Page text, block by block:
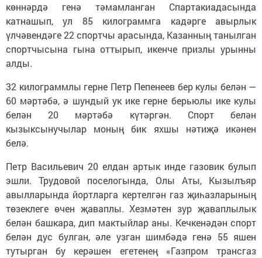
көннәрдә генә тәмамланган Спартакиадасында
катнашып, ул 85 килограммга кадәрге авырлык
үлчәвендәге 22 спортчы арасында, Казанның танылган
спортчысына гына оттырып, икенче призлы урынны
алды.
32 килограммлы герне Петр Пепенеев бер кулы белән —
60 мәртәбә, ә шундый ук ике герне берьюлы ике кулы
белән 20 мәртәбә күтәргән. Спорт белән
кызыксынучылар моның бик яхшы нәтиҗә икәнен
белә.
Петр Васильевич 20 елдан артык инде газовик булып
эшли. Трудовой поселогында, Олы Аты, Кызылъяр
авылларында йортларга кертелгән газ җиһазларының
төзеклеге өчен җаваплы. Хезмәтен зур җаваплылык
белән башкара, дип мактыйлар аны. Кечкенәдән спорт
белән дус булган, әле узган шимбәдә генә 55 яшен
тутырган бу керәшен егетенең «Газпром трансгаз